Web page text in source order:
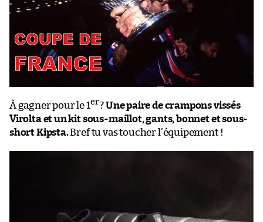
À gagner pour le 1er?Une paire de crampons vissés
Virolta et un kit sous-maillot, gants, bonnet et sous-
short Kipsta.Bref tu vas toucher l’équipement !